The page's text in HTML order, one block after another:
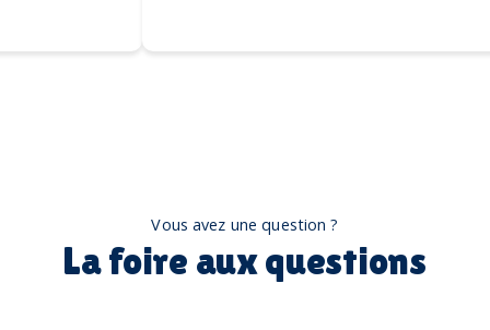
Vous avez une question ?
La foire aux questions